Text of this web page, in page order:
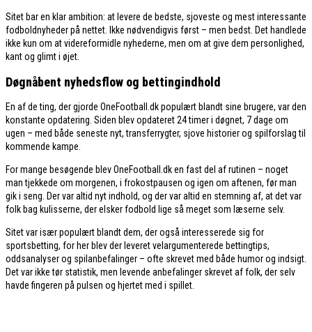
Sitet bar en klar ambition: at levere de bedste, sjoveste og mest interessante
fodboldnyheder på nettet. Ikke nødvendigvis først – men bedst. Det handlede
ikke kun om at videreformidle nyhederne, men om at give dem personlighed,
kant og glimt i øjet.
Døgnåbent nyhedsflow og bettingindhold
En af de ting, der gjorde OneFootball.dk populært blandt sine brugere, var den
konstante opdatering. Siden blev opdateret 24 timer i døgnet, 7 dage om
ugen – med både seneste nyt, transferrygter, sjove historier og spilforslag til
kommende kampe.
For mange besøgende blev OneFootball.dk en fast del af rutinen – noget
man tjekkede om morgenen, i frokostpausen og igen om aftenen, før man
gik i seng. Der var altid nyt indhold, og der var altid en stemning af, at det var
folk bag kulisserne, der elsker fodbold lige så meget som læserne selv.
Sitet var især populært blandt dem, der også interesserede sig for
sportsbetting, for her blev der leveret velargumenterede bettingtips,
oddsanalyser og spilanbefalinger – ofte skrevet med både humor og indsigt.
Det var ikke tør statistik, men levende anbefalinger skrevet af folk, der selv
havde fingeren på pulsen og hjertet med i spillet.